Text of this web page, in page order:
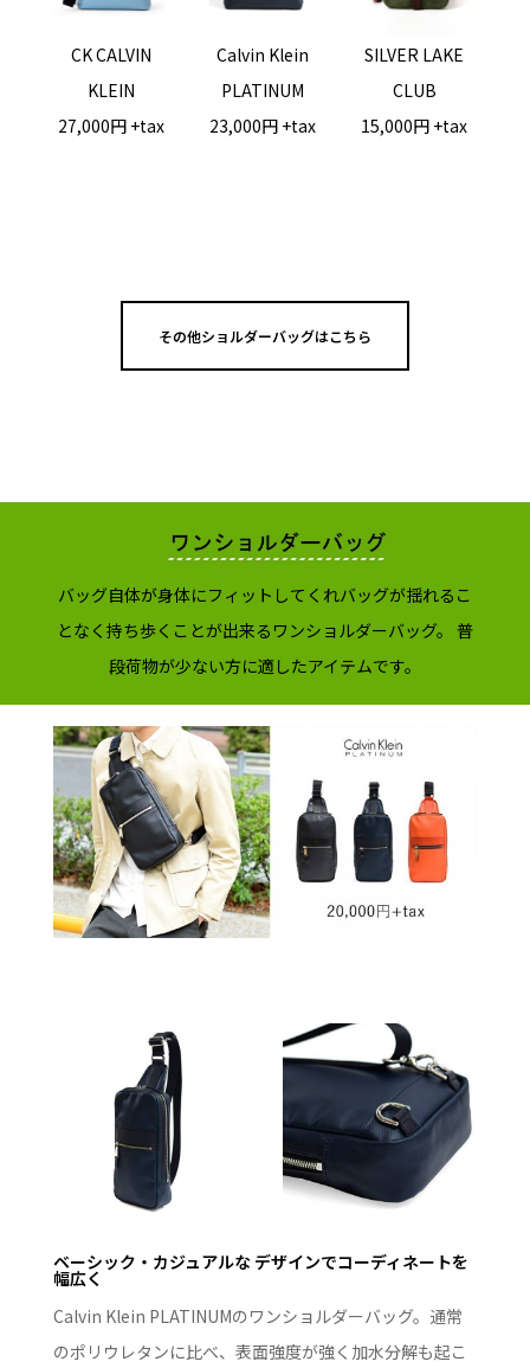
CK CALVIN
KLEIN
27,000円 +tax
Calvin Klein
PLATINUM
23,000円 +tax
SILVER LAKE
CLUB
15,000円 +tax
その他ショルダーバッグはこちら
バッグ自体が身体にフィットしてくれバッグが揺れるこ
となく持ち歩くことが出来るワンショルダーバッグ。 普
段荷物が少ない方に適したアイテムです。
ベーシック・カジュアルな デザインでコーディネートを
幅広く
Calvin Klein PLATINUMのワンショルダーバッグ。通常
のポリウレタンに比べ、表面強度が強く加水分解も起こ